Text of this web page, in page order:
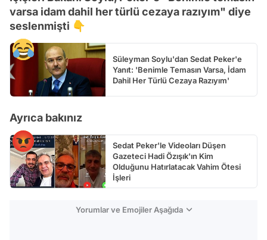
Video
varsa idam dahil her türlü cezaya razıyım" diye
seslenmişti 👇
Süleyman Soylu'dan Sedat Peker'e
Yanıt: 'Benimle Temasın Varsa, İdam
Dahil Her Türlü Cezaya Razıyım'
Ayrıca bakınız
Sedat Peker'le Videoları Düşen
Gazeteci Hadi Özışık'ın Kim
Olduğunu Hatırlatacak Vahim Ötesi
İşleri
Yorumlar ve Emojiler Aşağıda